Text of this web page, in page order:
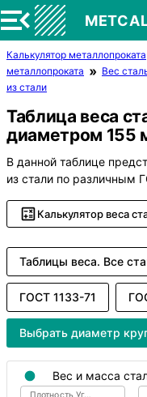
Калькулятор металлопроката
металлопроката
Вес
из стали
Таблица веса
диаметром 155
В данной таблице
из стали по
Калькулятор веса
Таблицы веса. Все
ГОСТ 1133-71
Выбрать диаметр
Вес и масса
Плотность Углеродистая сталь